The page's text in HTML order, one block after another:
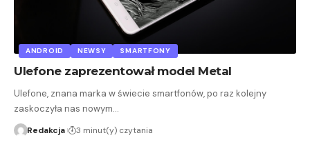
ANDROID NEWSY SMARTFONY
Ulefone zaprezentował model Metal
Ulefone, znana marka w świecie smartfonów, po raz kolejny
zaskoczyła nas nowym…
Redakcja 3 minut(y) czytania